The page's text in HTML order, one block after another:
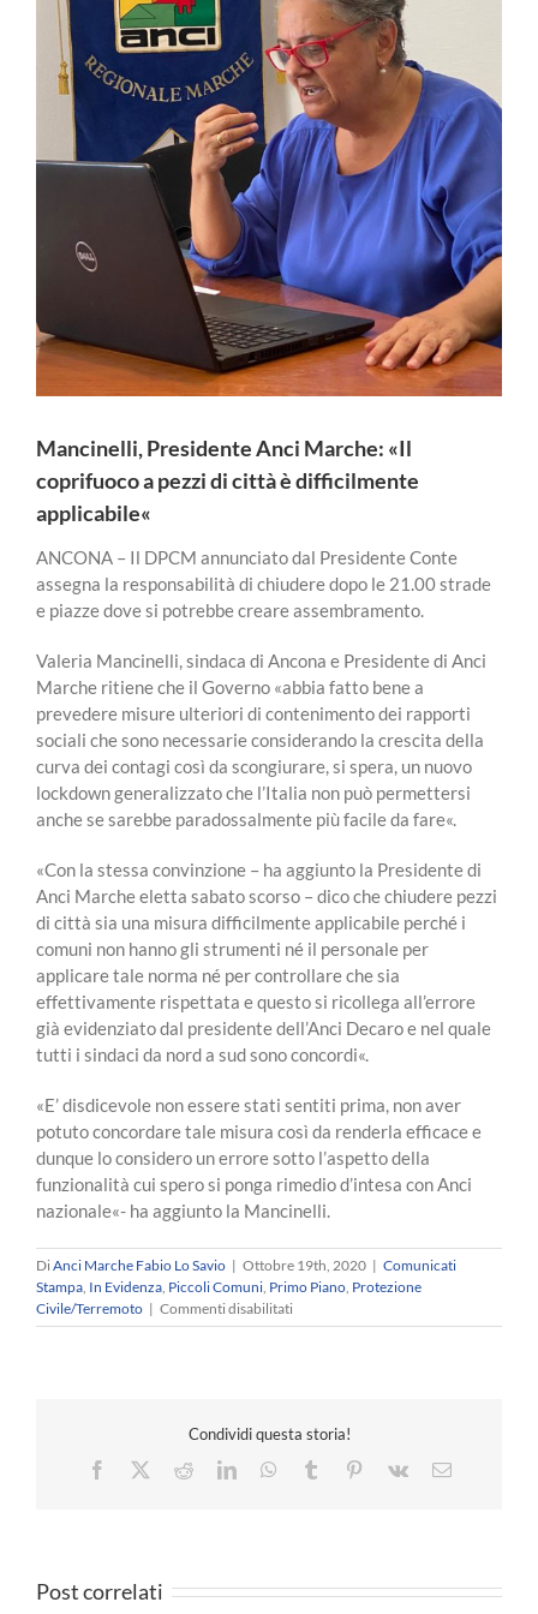
Mancinelli, Presidente Anci Marche: «Il
coprifuoco a pezzi di città è difficilmente
applicabile«
ANCONA – Il DPCM annunciato dal Presidente Conte
assegna la responsabilità di chiudere dopo le 21.00 strade
e piazze dove si potrebbe creare assembramento.
Valeria Mancinelli, sindaca di Ancona e Presidente di Anci
Marche ritiene che il Governo «abbia fatto bene a
prevedere misure ulteriori di contenimento dei rapporti
sociali che sono necessarie considerando la crescita della
curva dei contagi così da scongiurare, si spera, un nuovo
lockdown generalizzato che l’Italia non può permettersi
anche se sarebbe paradossalmente più facile da fare«.
«Con la stessa convinzione – ha aggiunto la Presidente di
Anci Marche eletta sabato scorso – dico che chiudere pezzi
di città sia una misura difficilmente applicabile perché i
comuni non hanno gli strumenti né il personale per
applicare tale norma né per controllare che sia
effettivamente rispettata e questo si ricollega all’errore
già evidenziato dal presidente dell’Anci Decaro e nel quale
tutti i sindaci da nord a sud sono concordi«.
«E’ disdicevole non essere stati sentiti prima, non aver
potuto concordare tale misura così da renderla efficace e
dunque lo considero un errore sotto l’aspetto della
funzionalità cui spero si ponga rimedio d’intesa con Anci
nazionale«- ha aggiunto la Mancinelli.
DiAnci Marche Fabio Lo Savio | Ottobre 19th, 2020 | Comunicati
Stampa, In Evidenza, Piccoli Comuni, Primo Piano, Protezione
Civile/Terremoto | Commenti disabilitatisu
Mancinelli,
coprifuoco
pezzi
applicabile«
Condividi questa storia!
Facebook
RedditLinkedInWhatsApp
Tumblr Pinterest
Vk Email
Post correlati